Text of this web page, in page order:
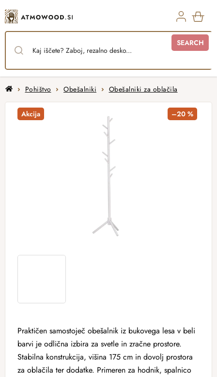
to
content
SEARCH
HomePohištvo Obešalniki Obešalniki za oblačila
Praktičen samostoječ obešalnik iz bukovega lesa v beli
barvi je odlična izbira za svetle in zračne prostore.
Stabilna konstrukcija, višina 175 cm in dovolj prostora
za oblačila ter dodatke. Primeren za hodnik, spalnico
Akcija –20 %